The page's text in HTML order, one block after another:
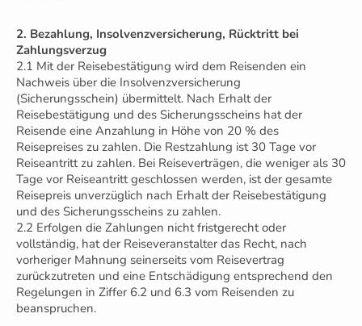
2. Bezahlung, Insolvenzversicherung, Rücktritt bei
Zahlungsverzug
2.1 Mit der Reisebestätigung wird dem Reisenden ein
Nachweis über die Insolvenzversicherung
(Sicherungsschein) übermittelt. Nach Erhalt der
Reisebestätigung und des Sicherungsscheins hat der
Reisende eine Anzahlung in Höhe von 20 % des
Reisepreises zu zahlen. Die Restzahlung ist 30 Tage vor
Reiseantritt zu zahlen. Bei Reiseverträgen, die weniger als 30
Tage vor Reiseantritt geschlossen werden, ist der gesamte
Reisepreis unverzüglich nach Erhalt der Reisebestätigung
und des Sicherungsscheins zu zahlen.
2.2 Erfolgen die Zahlungen nicht fristgerecht oder
vollständig, hat der Reiseveranstalter das Recht, nach
vorheriger Mahnung seinerseits vom Reisevertrag
zurückzutreten und eine Entschädigung entsprechend den
Regelungen in Ziffer 6.2 und 6.3 vom Reisenden zu
beanspruchen.